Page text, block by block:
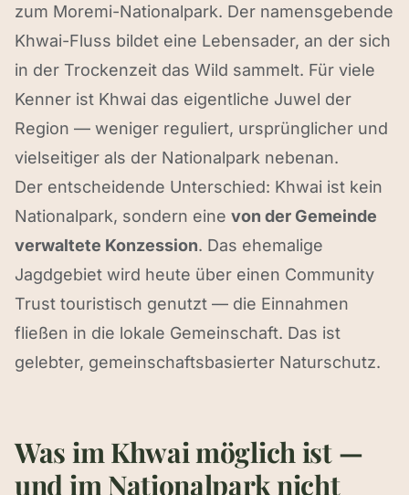
zum Moremi-Nationalpark. Der namensgebende
Khwai-Fluss bildet eine Lebensader, an der sich
in der Trockenzeit das Wild sammelt. Für viele
Kenner ist Khwai das eigentliche Juwel der
Region — weniger reguliert, ursprünglicher und
vielseitiger als der Nationalpark nebenan.
Der entscheidende Unterschied: Khwai ist kein
Nationalpark, sondern eine von der Gemeinde
verwaltete Konzession. Das ehemalige
Jagdgebiet wird heute über einen Community
Trust touristisch genutzt — die Einnahmen
fließen in die lokale Gemeinschaft. Das ist
gelebter, gemeinschaftsbasierter Naturschutz.
Was im Khwai möglich ist —
und im Nationalpark nicht